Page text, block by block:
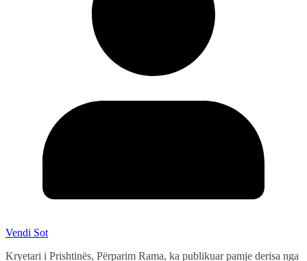
Vendi Sot
Kryetari i Prishtinës, Përparim Rama, ka publikuar pamje derisa nga